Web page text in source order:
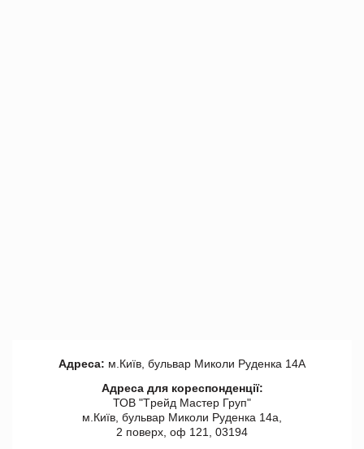
Адреса: м.Київ, бульвар Миколи Руденка 14А
Адреса для кореспонденції:
ТОВ "Tрейд Мастер Груп"
м.Київ, бульвар Миколи Руденка 14а,
2 поверх, оф 121, 03194